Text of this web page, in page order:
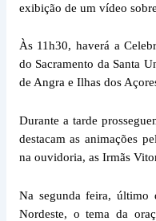
exibição de um vídeo
Às 11h30, haverá a
do Sacramento da Santa
de Angra e Ilhas dos
Durante a tarde
destacam as animações
na ouvidoria, as Irmãs
Na segunda feira, último
Nordeste, o tema da